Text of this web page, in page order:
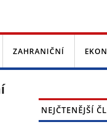
ZAHRANIČNÍ
NEJČTENĚJŠÍ